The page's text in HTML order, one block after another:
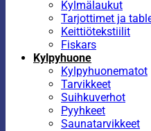
Kylmälaukut
Tarjottimet ja
Keittiötekstiilit
Fiskars
Kylpyhuone
Kylpyhuonematot
Tarvikkeet
Suihkuverhot
Pyyhkeet
Saunatarvikkeet